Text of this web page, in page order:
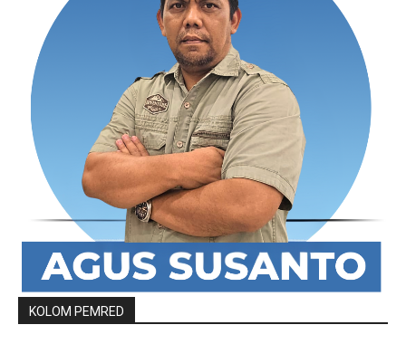
KOLOM PEMRED